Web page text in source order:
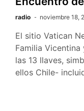
radio noviembre 18,
El sitio Vatican
Familia
las 13 llaves,
ellos Chile-